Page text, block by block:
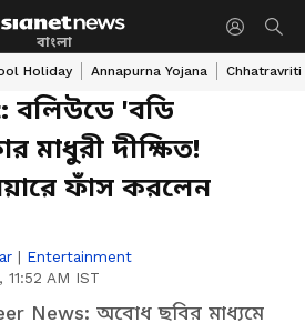
বাংলা
Holiday Annapurna Yojana Chhatravriti
বলিউডে 'বডি
মাধুরী দীক্ষিত!
ফাঁস করলেন
| Entertainment
AM IST
News: অবোধ ছবির মাধ্যমে